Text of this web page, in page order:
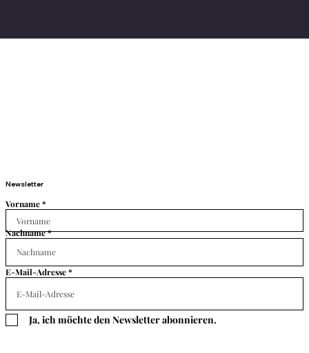
Newsletter
Vorname
E-Mail-Adresse
Nachname
Ja, ich möchte den Newsletter abonnieren.